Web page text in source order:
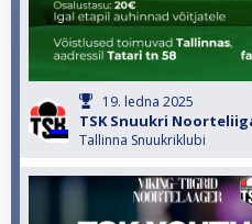
19. ledna 2025
TSK Snuukri
Tallinna Snuukriklubi